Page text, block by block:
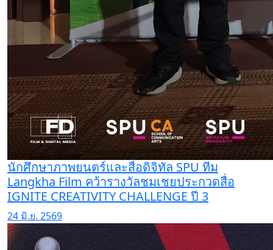
นักศึกษาภาพยนตร์และสื่อดิจิทัล SPU ทีม
Langkha Film คว้ารางวัลชมเชยประกวดสื่อ
IGNITE CREATIVITY CHALLENGE ปี 3
24 มิ.ย. 2569